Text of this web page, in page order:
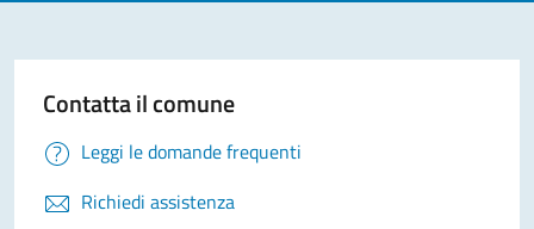
Contatta il comune
Leggi le domande frequenti
Richiedi assistenza